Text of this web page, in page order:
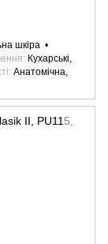
шкіра
Кухарські,
Анатомічна,